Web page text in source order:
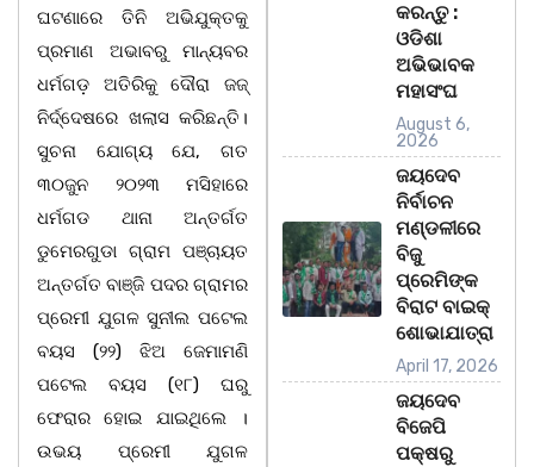
ଘଟଣାରେ ତିନି ଅଭିଯୁକ୍ତକୁ
ପ୍ରମାଣ ଅଭାବରୁ ମାନ୍ୟବର
ଧର୍ମଗଡ଼ ଅତିରିକୁ ଦୌରା ଜଜ୍
ନିର୍ଦ୍ଦେଷରେ ଖଲାସ କରିଛନ୍ତି।
ସୁଚନା ଯୋଗ୍ୟ ଯେ, ଗତ
୩୦ଜୁନ ୨୦୨୩ ମସିହାରେ
ଧର୍ମଗଡ ଥାନା ଅନ୍ତର୍ଗତ
ଡୁମେରଗୁଡା ଗ୍ରାମ ପଞ୍ଚାୟତ
ଅନ୍ତର୍ଗତ ବାଞ୍ଜି ପଦର ଗ୍ରାମର
ପ୍ରେମୀ ଯୁଗଳ ସୁନୀଲ ପଟେଲ
ବୟସ (୨୨) ଝିଅ ଜେମାମଣି
ପଟେଲ ବୟସ (୧୮) ଘରୁ
ଫେରାର ହୋଇ ଯାଇଥିଲେ ।
ଉଭୟ ପ୍ରେମୀ ଯୁଗଳ
କରନ୍ତୁ :
ଓଡିଶା
ଅଭିଭାବକ
ମହାସଂଘ
August 6,
2026
ଜୟଦେବ
ନିର୍ବାଚନ
ମଣ୍ଡଳୀରେ
ବିଜୁ
ପ୍ରେମିଙ୍କ
ବିରାଟ ବାଇକ୍
ଶୋଭାଯାତ୍ରା
April 17, 2026
ଜୟଦେବ
ବିଜେପି
ପକ୍ଷରୁ